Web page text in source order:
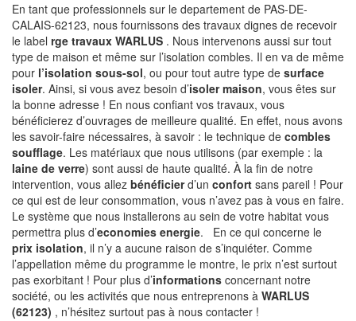
En tant que professionnels sur le departement de PAS-DE-
CALAIS-62123, nous fournissons des travaux dignes de recevoir
le label rge travaux WARLUS . Nous intervenons aussi sur tout
type de maison et même sur l’isolation combles. Il en va de même
pour l’isolation sous-sol, ou pour tout autre type de surface
isoler. Ainsi, si vous avez besoin d’isoler maison, vous êtes sur
la bonne adresse ! En nous confiant vos travaux, vous
bénéficierez d’ouvrages de meilleure qualité. En effet, nous avons
les savoir-faire nécessaires, à savoir : le technique de combles
soufflage. Les matériaux que nous utilisons (par exemple : la
laine de verre) sont aussi de haute qualité. À la fin de notre
intervention, vous allez bénéficierd’un confort sans pareil ! Pour
ce qui est de leur consommation, vous n’avez pas à vous en faire.
Le système que nous installerons au sein de votre habitat vous
permettra plus d’economies energie. En ce qui concerne le
prix isolation, il n’y a aucune raison de s’inquiéter. Comme
l’appellation même du programme le montre, le prix n’est surtout
pas exorbitant ! Pour plus d’informations concernant notre
société, ou les activités que nous entreprenons à WARLUS
(62123) , n’hésitez surtout pas à nous contacter !